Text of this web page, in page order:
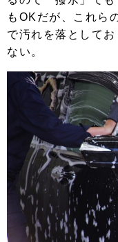
もOKだが、これら
で汚れを落として
ない。